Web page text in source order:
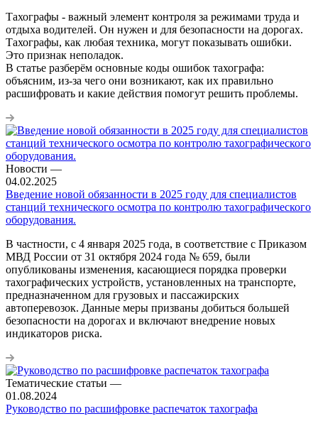
Тахографы - важный элемент контроля за режимами труда и
отдыха водителей. Он нужен и для безопасности на дорогах.
Тахографы, как любая техника, могут показывать ошибки.
Это признак неполадок.
В статье разберём основные коды ошибок тахографа:
объясним, из-за чего они возникают, как их правильно
расшифровать и какие действия помогут решить проблемы.
Новости —
04.02.2025
Введение новой обязанности в 2025 году для специалистов
станций технического осмотра по контролю тахографического
оборудования.
В частности, с 4 января 2025 года, в соответствие с Приказом
МВД России от 31 октября 2024 года № 659, были
опубликованы изменения, касающиеся порядка проверки
тахографических устройств, установленных на транспорте,
предназначенном для грузовых и пассажирских
автоперевозок. Данные меры призваны добиться большей
безопасности на дорогах и включают внедрение новых
индикаторов риска.
Тематические статьи —
01.08.2024
Руководство по расшифровке распечаток тахографа